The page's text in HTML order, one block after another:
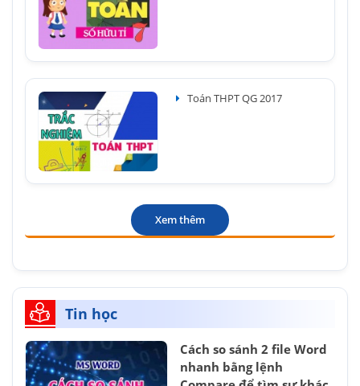
Toán THPT QG 2017
Xem thêm
Tin học
Cách so sánh 2 file Word
nhanh bằng lệnh